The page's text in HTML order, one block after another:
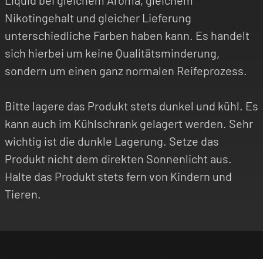
Nikotingehalt und gleicher Lieferung
unterschiedliche Farben haben kann. Es handelt
sich hierbei um keine Qualitätsminderung,
sondern um einen ganz normalen Reifeprozess.
Bitte lagere das Produkt stets dunkel und kühl. Es
kann auch im Kühlschrank gelagert werden. Sehr
wichtig ist die dunkle Lagerung. Setze das
Produkt nicht dem direkten Sonnenlicht aus.
Halte das Produkt stets fern von Kindern und
Tieren.